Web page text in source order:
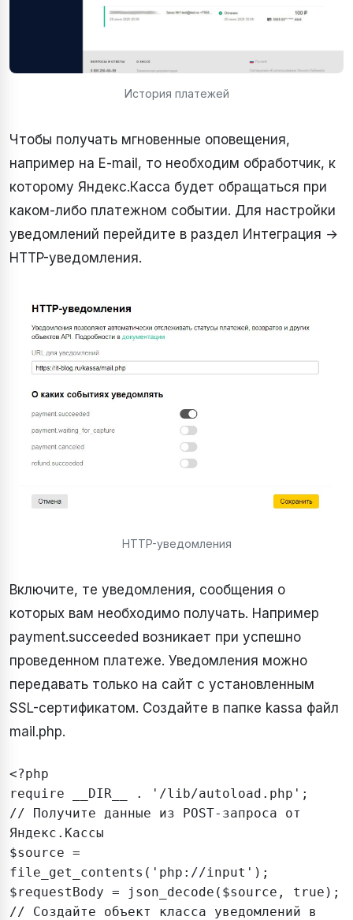
История платежей
Чтобы получать мгновенные оповещения,
например на E-mail, то необходим обработчик, к
которому Яндекс.Касса будет обращаться при
каком-либо платежном событии. Для настройки
уведомлений перейдите в раздел Интеграция →
HTTP-уведомления.
HTTP-уведомления
Включите, те уведомления, сообщения о
которых вам необходимо получать. Например
payment.succeeded возникает при успешно
проведенном платеже. Уведомления можно
передавать только на сайт с установленным
SSL-сертификатом. Создайте в папке kassa файл
mail.php.
<?php
require __DIR__ . '/lib/autoload.php';
// Получите данные из POST-запроса от
Яндекс.Кассы
$source =
file_get_contents('php://input');
$requestBody = json_decode($source, true);
// Создайте объект класса уведомлений в